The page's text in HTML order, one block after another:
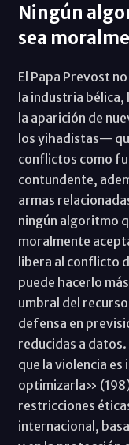
Ningún
sea
El Papa Prevost
la industria
la aparición de
los yihadistas—
conflictos como
contundente,
armas
ningún algoritmo
moralmente
libera al conflicto
puede hacerlo
umbral del
defensa en
reducidas a
que la violencia
optimizarla»
restricciones
internacional,